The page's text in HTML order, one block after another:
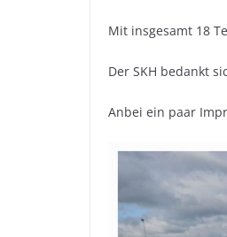
Mit insgesamt 18
Der SKH bedankt
Anbei ein paar